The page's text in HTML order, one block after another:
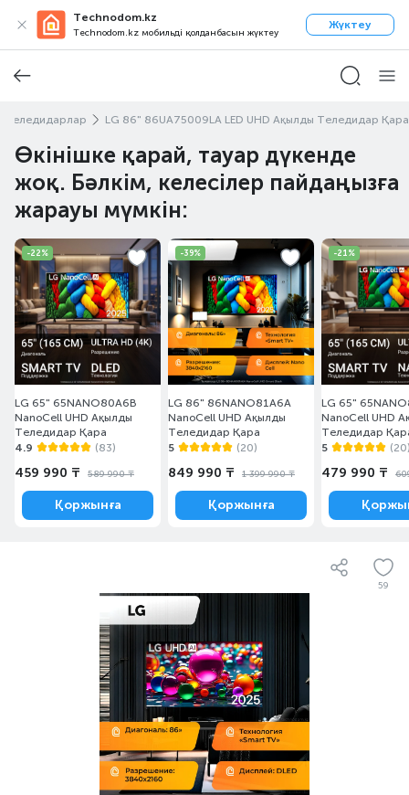
Technodom.kz
Technodom.kz мобильді қолданбасын жүктеу
Жүктеу
теледидарлар LG 86" 86UA75009LA LED UHD Ақылды Теледидар Қара
Өкінішке қарай, тауар дүкенде
жоқ. Бәлкім, келесілер пайдаңызға
жарауы мүмкін:
-22%
LG 65" 65NANO80A6B
NanoCell UHD Ақылды
Теледидар Қара
4.9
(83)
459 990 ₸ 589 990 ₸
Қоржынға
-39%
LG 86" 86NANO81A6A
NanoCell UHD Ақылды
Теледидар Қара
5
(20)
849 990 ₸ 1 399 990 ₸
Қоржынға
-21%
LG 65"
NanoCell UHD
Теледидар
5
479 990 ₸
59